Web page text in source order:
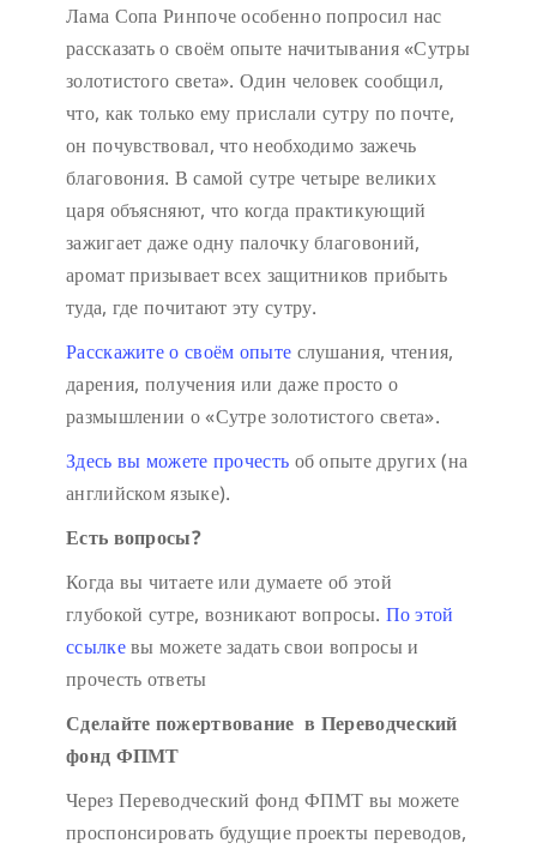
Лама Сопа Ринпоче особенно попросил нас
рассказать о своём опыте начитывания «Сутры
золотистого света». Один человек сообщил,
что, как только ему прислали сутру по почте,
он почувствовал, что необходимо зажечь
благовония. В самой сутре четыре великих
царя объясняют, что когда практикующий
зажигает даже одну палочку благовоний,
аромат призывает всех защитников прибыть
туда, где почитают эту сутру.
Расскажите о своём опыте слушания, чтения,
дарения, получения или даже просто о
размышлении о «Сутре золотистого света».
Здесь вы можете прочесть об опыте других (на
английском языке).
Есть вопросы?
Когда вы читаете или думаете об этой
глубокой сутре, возникают вопросы. По этой
ссылкевы можете задать свои вопросы и
прочесть ответы
Сделайте пожертвование в Переводческий
фонд ФПМТ
Через Переводческий фонд ФПМТ вы можете
проспонсировать будущие проекты переводов,